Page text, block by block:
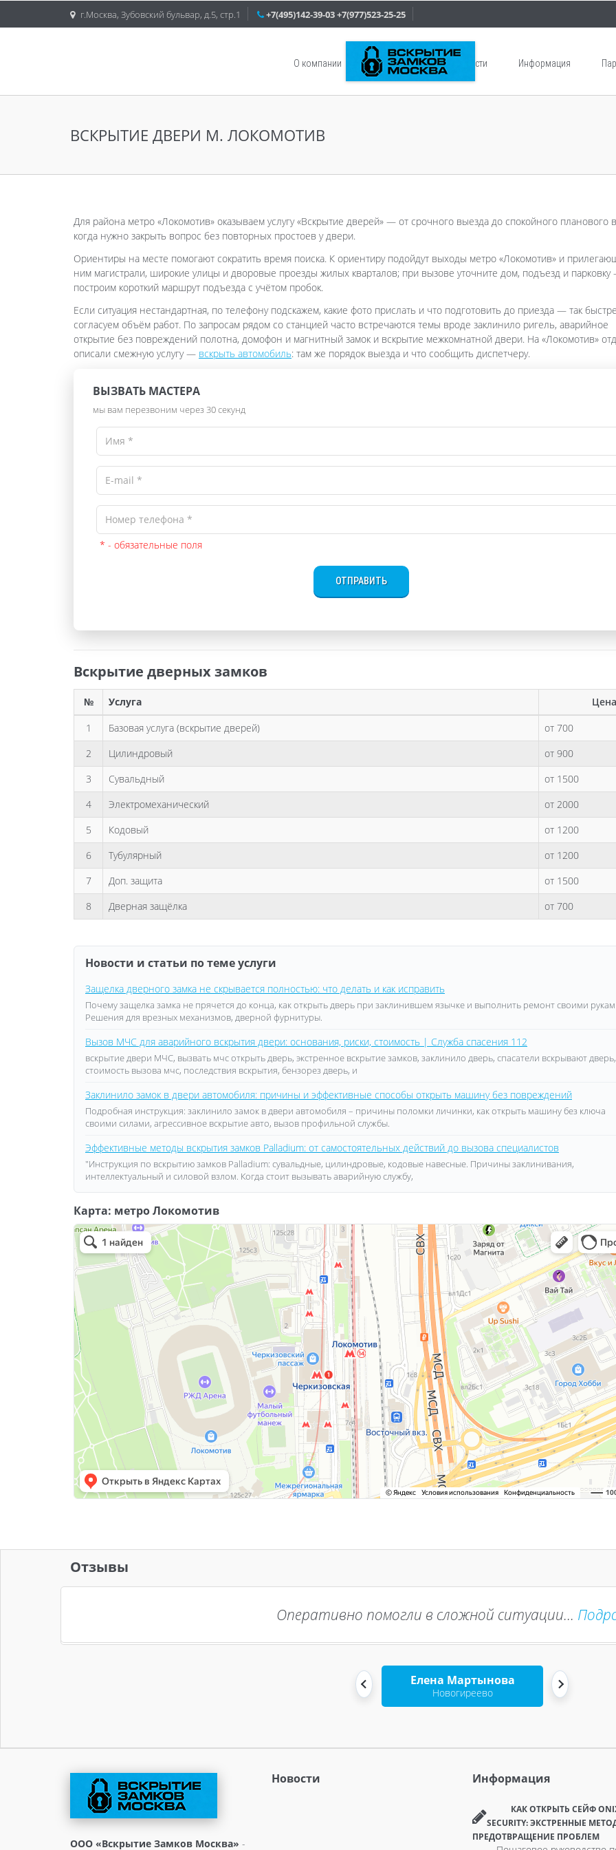
г.Москва, Зубовский бульвар, д.5, стр.1 +7(495)142-39-03+7(977)523-25-25
О компании Услуги Новости Информация
ВСКРЫТИЕ ДВЕРИ М. ЛОКОМОТИВ
Для района метро «Локомотив» оказываем услугу «Вскрытие дверей» — от срочного выезда до спокойного планового
когда нужно закрыть вопрос без повторных простоев у двери.
Ориентиры на месте помогают сократить время поиска. К ориентиру подойдут выходы метро «Локомотив» и
ним магистрали, широкие улицы и дворовые проезды жилых кварталов; при вызове уточните дом, подъезд и
построим короткий маршрут подъезда с учётом пробок.
Если ситуация нестандартная, по телефону подскажем, какие фото прислать и что подготовить до приезда — так
согласуем объём работ. По запросам рядом со станцией часто встречаются темы вроде заклинило ригель, аварийное
открытие без повреждений полотна, домофон и магнитный замок и вскрытие межкомнатной двери. На «Локомотив»
описали смежную услугу — вскрыть автомобиль: там же порядок выезда и что сообщить диспетчеру.
ВЫЗВАТЬ МАСТЕРА
мы вам перезвоним через 30 секунд
* - обязательные поля
ОТПРАВИТЬ
Вскрытие дверных замков
№ Услуга
1
Базовая услуга (вскрытие дверей)
от 700
2
Цилиндровый
от 900
3
Сувальдный
от 1500
4
Электромеханический
от 2000
5
Кодовый
от 1200
6
Тубулярный
от 1200
7
Доп. защита
от 1500
8
Дверная защёлка от 700
Новости и статьи по теме услуги
Защелка дверного замка не скрывается полностью: что делать и как исправить
Почему защелка замка не прячется до конца, как открыть дверь при заклинившем язычке и выполнить ремонт своими
Решения для врезных механизмов, дверной фурнитуры.
Вызов МЧС для аварийного вскрытия двери: основания, риски, стоимость | Служба спасения 112
вскрытие двери МЧС, вызвать мчс открыть дверь, экстренное вскрытие замков, заклинило дверь, спасатели вскрывают дверь,
стоимость вызова мчс, последствия вскрытия, бензорез дверь, и
Заклинило замок в двери автомобиля: причины и эффективные способы открыть машину без повреждений
Подробная инструкция: заклинило замок в двери автомобиля – причины поломки личинки, как открыть машину без ключа
своими силами, агрессивное вскрытие авто, вызов профильной службы.
Эффективные методы вскрытия замков Palladium: от самостоятельных действий до вызова специалистов
"Инструкция по вскрытию замков Palladium: сувальдные, цилиндровые, кодовые навесные. Причины заклинивания,
интеллектуальный и силовой взлом. Когда стоит вызывать аварийную службу,
Карта: метро Локомотив
Отзывы
Оперативно помогли в сложной ситуации...
Елена Мартынова
Новогиреево
ООО «Вскрытие Замков Москва» -
Новости Информация
КАК ОТКРЫТЬ СЕЙФ
SECURITY: ЭКСТРЕННЫЕ
ПРЕДОТВРАЩЕНИЕ ПРОБЛЕМ